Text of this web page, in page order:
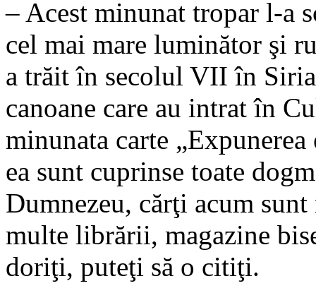
– Acest minunat tropar l-a
cel mai mare luminător şi
a trăit în secolul VII în
canoane care au intrat în
minunata carte
ea sunt cuprinse toate
Dumnezeu, cărţi acum
multe librării, magazine
doriţi, puteţi să o citiţi.